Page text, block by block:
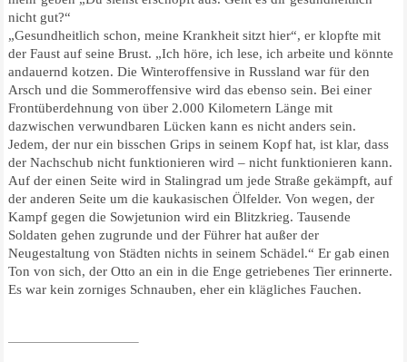
nicht gut?“
„Gesundheitlich schon, meine Krankheit sitzt hier“, er klopfte mit
der Faust auf seine Brust. „Ich höre, ich lese, ich arbeite und könnte
andauernd kotzen. Die Winteroffensive in Russland war für den
Arsch und die Sommeroffensive wird das ebenso sein. Bei einer
Frontüberdehnung von über 2.000 Kilometern Länge mit
dazwischen verwundbaren Lücken kann es nicht anders sein.
Jedem, der nur ein bisschen Grips in seinem Kopf hat, ist klar, dass
der Nachschub nicht funktionieren wird – nicht funktionieren kann.
Auf der einen Seite wird in Stalingrad um jede Straße gekämpft, auf
der anderen Seite um die kaukasischen Ölfelder. Von wegen, der
Kampf gegen die Sowjetunion wird ein Blitzkrieg. Tausende
Soldaten gehen zugrunde und der Führer hat außer der
Neugestaltung von Städten nichts in seinem Schädel.“ Er gab einen
Ton von sich, der Otto an ein in die Enge getriebenes Tier erinnerte.
Es war kein zorniges Schnauben, eher ein klägliches Fauchen.